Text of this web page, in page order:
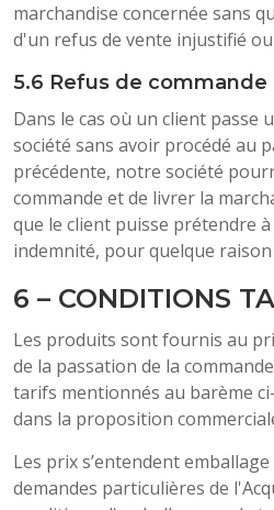
marchandise concernée sans
d'un refus de vente injustifié
5.6 Refus de commande
Dans le cas où un client passe
société sans avoir procédé au
précédente, notre société
commande et de livrer la
que le client puisse prétendre
indemnité, pour quelque raison
6 – CONDITIONS
Les produits sont fournis au
de la passation de la
tarifs mentionnés au barème
dans la proposition
Les prix s’entendent emballage
demandes particulières de